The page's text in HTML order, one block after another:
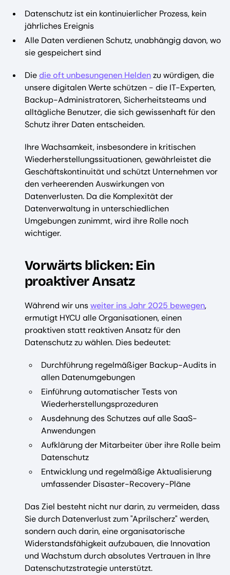
Datenschutz ist ein kontinuierlicher Prozess, kein
jährliches Ereignis
Alle Daten verdienen Schutz, unabhängig davon, wo
sie gespeichert sind
Diedie oft unbesungenen Heldenzu würdigen, die
unsere digitalen Werte schützen - die IT-Experten,
Backup-Administratoren, Sicherheitsteams und
alltägliche Benutzer, die sich gewissenhaft für den
Schutz ihrer Daten entscheiden.
Ihre Wachsamkeit, insbesondere in kritischen
Wiederherstellungssituationen, gewährleistet die
Geschäftskontinuität und schützt Unternehmen vor
den verheerenden Auswirkungen von
Datenverlusten. Da die Komplexität der
Datenverwaltung in unterschiedlichen
Umgebungen zunimmt, wird ihre Rolle noch
wichtiger.
Vorwärts blicken: Ein
proaktiver Ansatz
Während wir unsweiter ins Jahr 2025 bewegen,
ermutigt HYCU alle Organisationen, einen
proaktiven statt reaktiven Ansatz für den
Datenschutz zu wählen. Dies bedeutet:
Durchführung regelmäßiger Backup-Audits in
allen Datenumgebungen
Einführung automatischer Tests von
Wiederherstellungsprozeduren
Ausdehnung des Schutzes auf alle SaaS-
Anwendungen
Aufklärung der Mitarbeiter über ihre Rolle beim
Datenschutz
Entwicklung und regelmäßige Aktualisierung
umfassender Disaster-Recovery-Pläne
Das Ziel besteht nicht nur darin, zu vermeiden, dass
Sie durch Datenverlust zum "Aprilscherz" werden,
sondern auch darin, eine organisatorische
Widerstandsfähigkeit aufzubauen, die Innovation
und Wachstum durch absolutes Vertrauen in Ihre
Datenschutzstrategie unterstützt.